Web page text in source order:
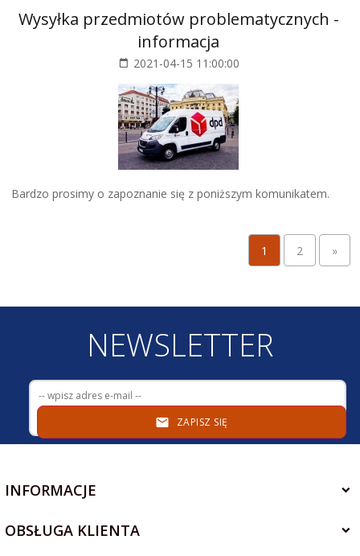
Wysyłka przedmiotów problematycznych -
informacja
2021-04-15 11:00:00
Bardzo prosimy o zapoznanie się z poniższym komunikatem.
1 2 »
NEWSLETTER
ZAPISZ SIĘ
INFORMACJE
OBSŁUGA KLIENTA